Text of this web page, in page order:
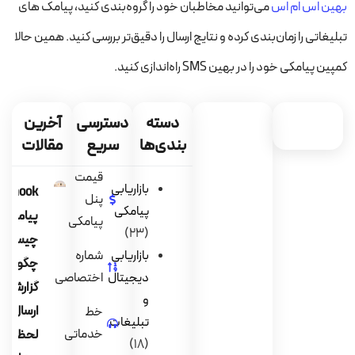
بهین اس ام اسمی‌توانید مخاطبان خود را گروه‌بندی کنید، پیامک های
تبلیغاتی را زمان‌بندی کرده و نتایج ارسال را دقیق‌تر بررسی کنید. همین حالا
کمپین پیامکی خود را در بهین SMS راه‌اندازی کنید.
دسته
بندی‌ها
بازاریابی
پیامکی
(23)
بازاریابی
دیجیتال
و
تبلیغات
(18)
دسترسی
سریع
قیمت
پنل
پیامکی
شماره
اختصاصی
خط
خدماتی
آخرین
مقالات
پیامک
چیست
چگونه
گزارش
ارسال را
لحظه